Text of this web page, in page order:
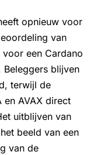
opnieuw voor
van
voor een Cardano
Beleggers blijven
terwijl de
en AVAX direct
uitblijven van
beeld van een
van de